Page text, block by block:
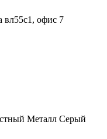
вл55с1, офис 7
Металл Серый